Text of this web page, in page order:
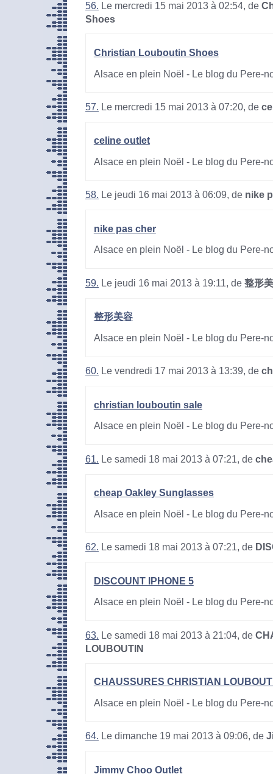
56. Le mercredi 15 mai 2013 à 02:54, de
Shoes
Christian Louboutin Shoes
Alsace en plein Noël - Le blog du Pere-
57. Le mercredi 15 mai 2013 à 07:20, de
celine outlet
Alsace en plein Noël - Le blog du Pere-
58. Le jeudi 16 mai 2013 à 06:09, de nike
nike pas cher
Alsace en plein Noël - Le blog du Pere-
59. Le jeudi 16 mai 2013 à 19:11, de 整形
整形美容
Alsace en plein Noël - Le blog du Pere-
60. Le vendredi 17 mai 2013 à 13:39, de
christian louboutin sale
Alsace en plein Noël - Le blog du Pere-
61. Le samedi 18 mai 2013 à 07:21, de
cheap Oakley Sunglasses
Alsace en plein Noël - Le blog du Pere-
62. Le samedi 18 mai 2013 à 07:21, de
DISCOUNT IPHONE 5
Alsace en plein Noël - Le blog du Pere-
63. Le samedi 18 mai 2013 à 21:04, de
LOUBOUTIN
CHAUSSURES CHRISTIAN
Alsace en plein Noël - Le blog du Pere-
64. Le dimanche 19 mai 2013 à 09:06, de
Jimmy Choo Outlet